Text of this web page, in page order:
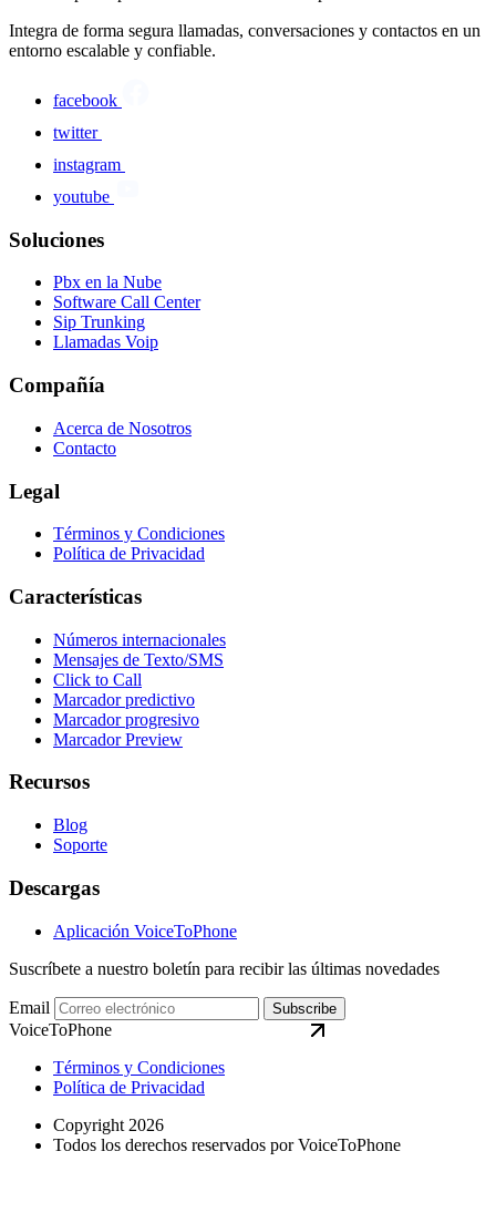
Integra de forma segura llamadas, conversaciones y contactos en un
entorno escalable y confiable.
facebook
twitter
instagram
youtube
Soluciones
Pbx en la Nube
Software Call Center
Sip Trunking
Llamadas Voip
Compañía
Acerca de Nosotros
Contacto
Legal
Términos y Condiciones
Política de Privacidad
Características
Números internacionales
Mensajes de Texto/SMS
Click to Call
Marcador predictivo
Marcador progresivo
Marcador Preview
Recursos
Blog
Soporte
Descargas
Aplicación VoiceToPhone
Suscríbete a nuestro boletín para recibir las últimas novedades
Email Subscribe
VoiceToPhone
Términos y Condiciones
Política de Privacidad
Copyright 2026
Todos los derechos reservados por VoiceToPhone